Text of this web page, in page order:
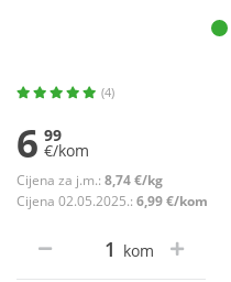
(4)
6 99
€/kom
Cijena za j.m.: 8,74 €/kg
Cijena 02.05.2025.: 6,99 €/kom
kom